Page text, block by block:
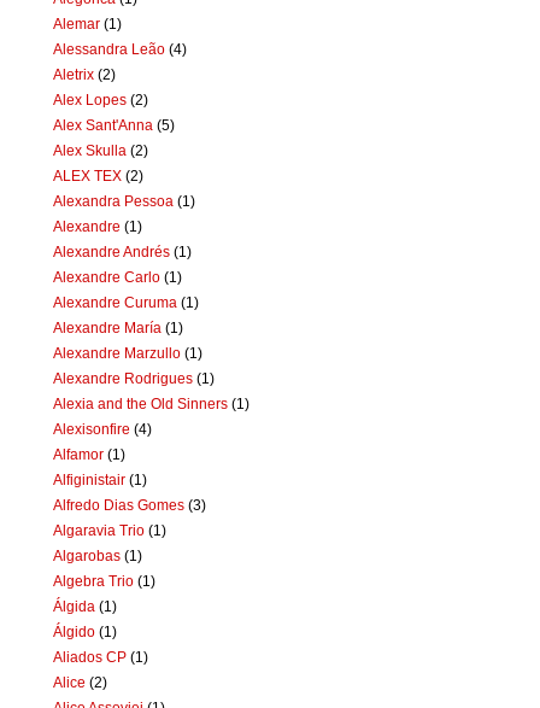
Alemar (1)
Alessandra Leão (4)
Aletrix (2)
Alex Lopes (2)
Alex Sant'Anna (5)
Alex Skulla (2)
ALEX TEX (2)
Alexandra Pessoa (1)
Alexandre (1)
Alexandre Andrés (1)
Alexandre Carlo (1)
Alexandre Curuma (1)
Alexandre María (1)
Alexandre Marzullo (1)
Alexandre Rodrigues (1)
Alexia and the Old Sinners (1)
Alexisonfire (4)
Alfamor (1)
Alfiginistair (1)
Alfredo Dias Gomes (3)
Algaravia Trio (1)
Algarobas (1)
Algebra Trio (1)
Álgida (1)
Álgido (1)
Aliados CP (1)
Alice (2)